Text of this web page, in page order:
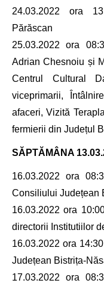
24.03.2022 ora
Părăscan
25.03.2022 ora
Adrian Chesnoiu și
Centrul Cultural
viceprimarii,
afaceri, Vizită
fermierii din Județul
SĂPTĂMÂNA
16.03.2022 ora
Consiliului Județean
16.03.2022 ora
directorii Institutiilor
16.03.2022 ora
Județean Bistrița-
17.03.2022 ora